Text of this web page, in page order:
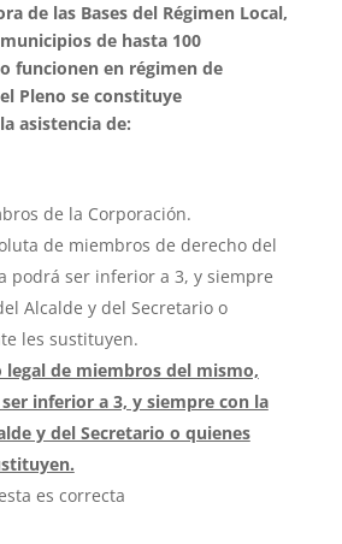
de las Bases del Régimen Local,
de hasta 100
funcionen en régimen de
Pleno se constituye
asistencia de:
de la Corporación.
de miembros de derecho del
podrá ser inferior a 3, y siempre
Alcalde y del Secretario o
les sustituyen.
de miembros del mismo,
inferior a 3, y siempre con la
y del Secretario o quienes
es correcta